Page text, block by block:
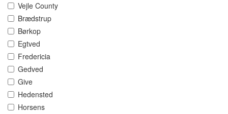
Vejle County
Brædstrup
Børkop
Egtved
Fredericia
Gedved
Give
Hedensted
Horsens